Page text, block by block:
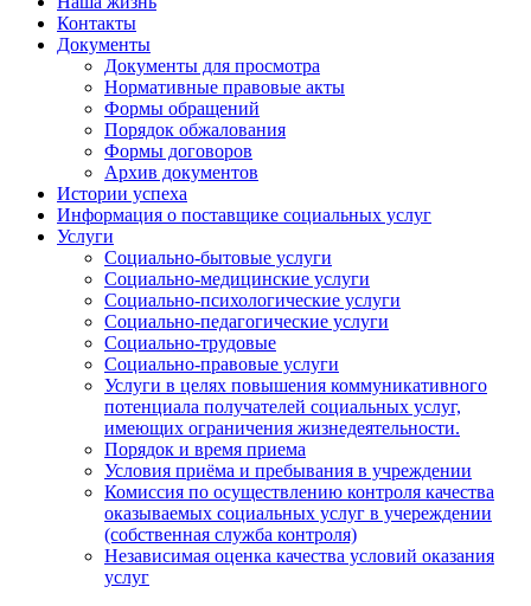
Контакты
Документы
Документы для просмотра
Нормативные правовые акты
Формы обращений
Порядок обжалования
Формы договоров
Архив документов
Истории успеха
Информация о поставщике социальных услуг
Услуги
Социально-бытовые услуги
Социально-медицинские услуги
Социально-психологические услуги
Социально-педагогические услуги
Социально-трудовые
Социально-правовые услуги
Услуги в целях повышения коммуникативного
потенциала получателей социальных услуг,
имеющих ограничения жизнедеятельности.
Порядок и время приема
Условия приёма и пребывания в учреждении
Комиссия по осуществлению контроля качества
оказываемых социальных услуг в учереждении
(собственная служба контроля)
Независимая оценка качества условий оказания
услуг